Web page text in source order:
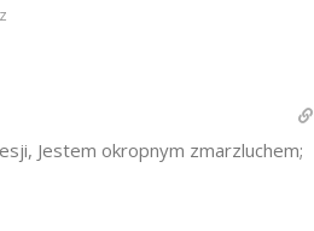
Jestem okropnym zmarzluchem;